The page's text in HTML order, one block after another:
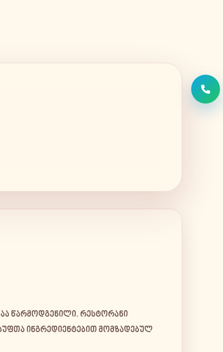
წარმოდგენილი. რესტორანი
ინგრედიენტებით მომზადებულ